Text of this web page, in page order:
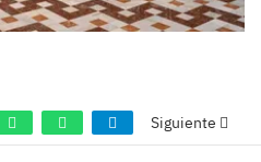
Siguiente